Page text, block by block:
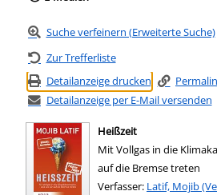
Suche verfeinern (Erweiterte Suche)
Zur Trefferliste
Detailanzeige drucken
Detailanzeige per E-Mail versenden
Heißzeit
Mit Vollgas in die
auf die Bremse treten
Verfasser: Suche nach
Latif, Mojib